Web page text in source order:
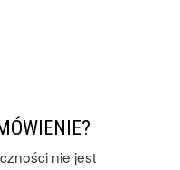
nie jest